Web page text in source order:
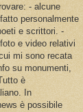
- alcune
personalmente
e scrittori. -
e video relativi
mi sono recata
su monumenti,
è
In
è possibile